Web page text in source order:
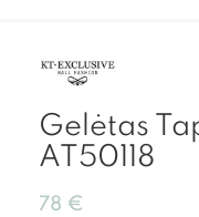
Gelėtas
AT50118
78 €